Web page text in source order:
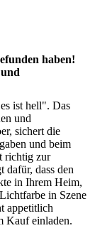
haben!
ist hell". Das
und
sichert die
und beim
richtig zur
dafür, dass den
in Ihrem Heim,
in Szene
appetitlich
Kauf einladen.